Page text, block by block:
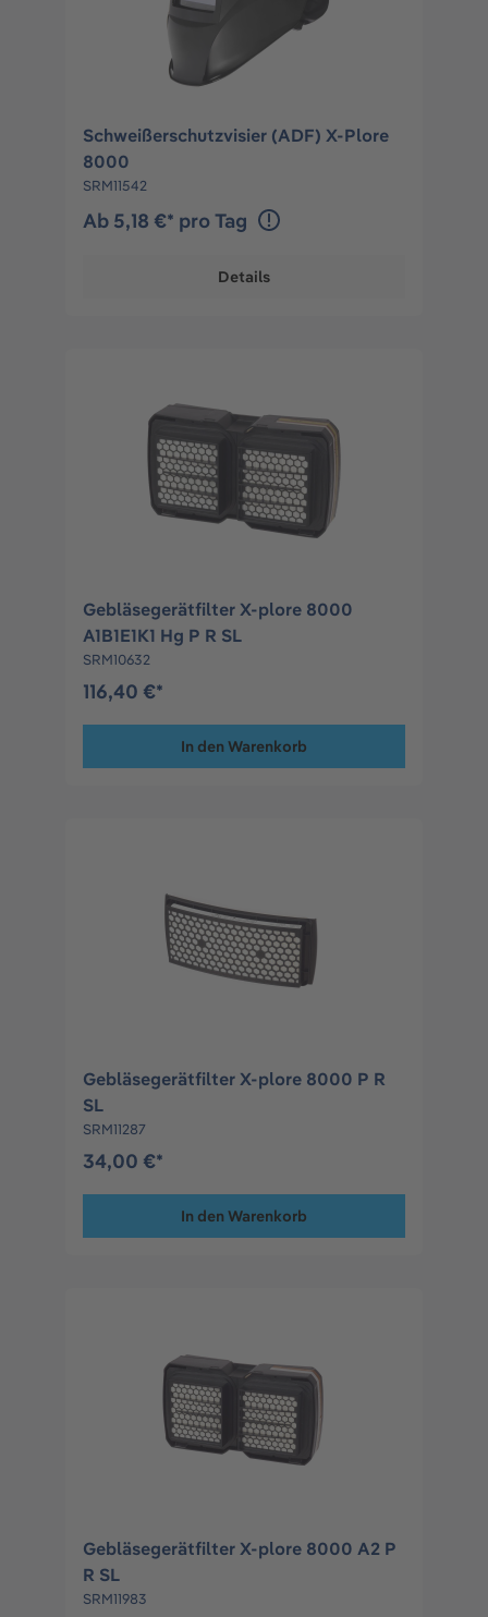
Schweißerschutzvisier (ADF) X-Plore
8000
SRM11542
Ab 5,18 €* pro Tag
Details
Gebläsegerätfilter X-plore 8000
A1B1E1K1 Hg P R SL
SRM10632
116,40 €*
In den Warenkorb
Gebläsegerätfilter X-plore 8000 P R
SL
SRM11287
34,00 €*
In den Warenkorb
Gebläsegerätfilter X-plore 8000 A2 P
R SL
SRM11983